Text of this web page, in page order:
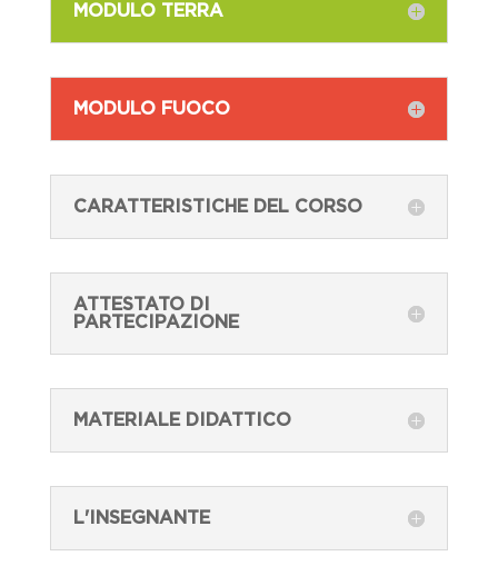
MODULO TERRA
MODULO FUOCO
CARATTERISTICHE DEL CORSO
ATTESTATO DI
PARTECIPAZIONE
MATERIALE DIDATTICO
L'INSEGNANTE